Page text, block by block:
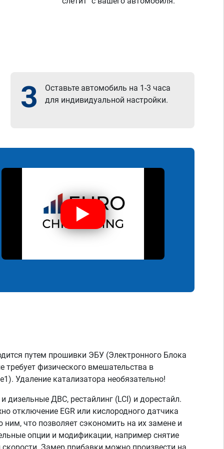
3
Оставьте автомобиль на 1-3 часа
для индивидуальной настройки.
путем прошивки ЭБУ (Электронного Блока
требует физического вмешательства в
Удаление катализатора необязательно!
ДВС, рестайлинг (LCI) и дорестайл.
отключение EGR или кислородного датчика
что позволяет сэкономить на их замене и
опции и модификации, например снятие